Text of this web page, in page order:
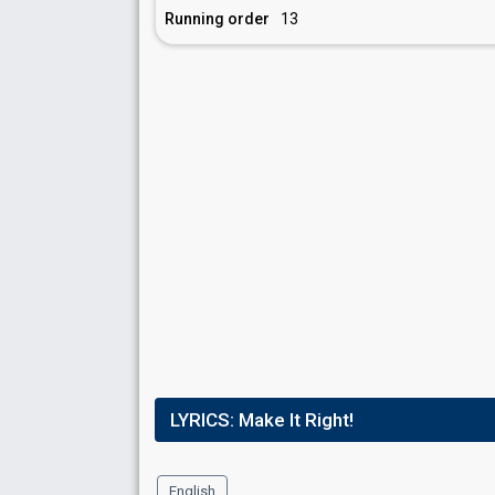
Running order
13
LYRICS: Make It Right!
English